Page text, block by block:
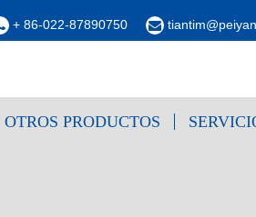
+ 86-022-87890750
OTROS PRODUCTOS